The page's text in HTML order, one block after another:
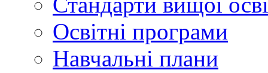
Освітні програми
Навчальні плани